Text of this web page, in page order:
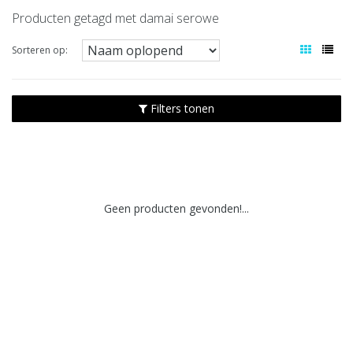
Producten getagd met damai serowe
Sorteren op:
Filters tonen
Geen producten gevonden!...